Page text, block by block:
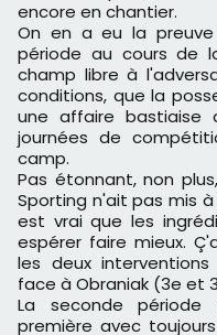
encore en chantier.
On en a eu la
période au cours de
champ libre à
conditions, que la
une affaire bastiaise
journées de
camp.
Pas étonnant, non
Sporting n'ait pas mis
est vrai que les
espérer faire mieux.
les deux
face à Obraniak (3e et
La seconde
première avec